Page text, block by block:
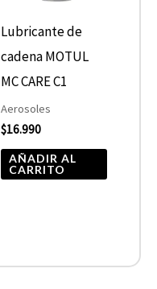
Lubricante de
cadena MOTUL
MC CARE C1
Aerosoles
$16.990
AÑADIR AL
CARRITO